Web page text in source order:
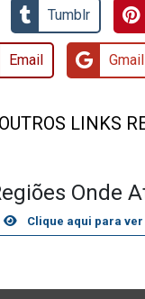
Tumblr
Email Gmail
OUTROS LINKS
Onde
Clique aqui para